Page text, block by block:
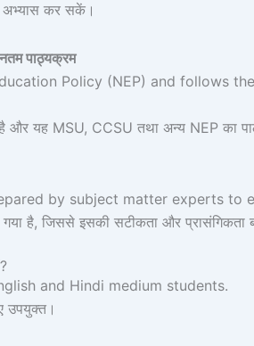
अभ्यास कर सकें।
पाठ्यक्रम
Policy (NEP) and follows
और यह MSU, CCSU तथा अन्य NEP का
by subject matter experts to
गया है, जिससे इसकी सटीकता और प्रासंगिकता
and Hindi medium students.
उपयुक्त।